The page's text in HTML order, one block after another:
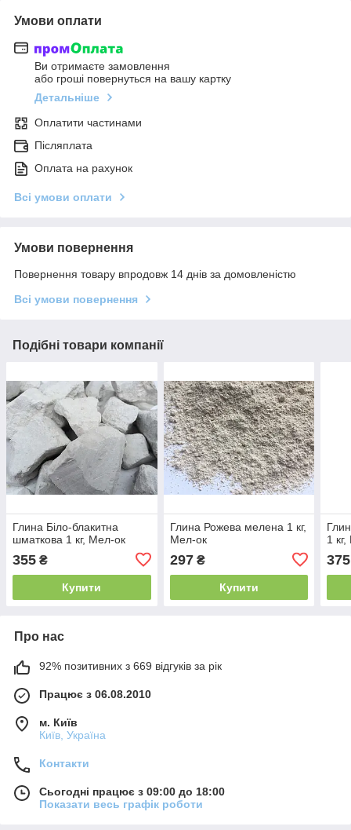
Умови оплати
Ви отримаєте замовлення
або гроші повернуться на вашу картку
Детальніше
Оплатити частинами
Післяплата
Оплата на рахунок
Всі умови оплати
Умови повернення
Повернення товару впродовж 14 днів за домовленістю
Всі умови повернення
Подібні товари компанії
Глина Біло-блакитна
шматкова 1 кг, Мел-ок
355 ₴
Купити
Глина Рожева мелена 1 кг,
Мел-ок
297₴
Купити
1
375
Про нас
92% позитивних з 669 відгуків за рік
Працює з 06.08.2010
м. Київ
Київ, Україна
Контакти
Сьогодні працює з 09:00 до 18:00
Показати весь графік роботи